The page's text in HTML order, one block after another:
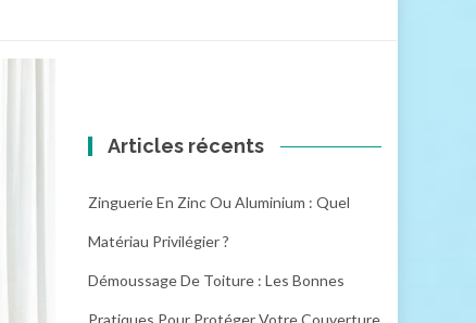
Articles récents
Zinguerie En Zinc Ou Aluminium : Quel
Matériau Privilégier ?
Démoussage De Toiture : Les Bonnes
Pratiques Pour Protéger Votre Couverture